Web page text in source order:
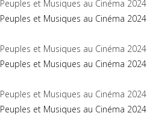
Peuples et Musiques au Cinéma 2024
Peuples et Musiques au Cinéma 2024
Peuples et Musiques au Cinéma 2024
Peuples et Musiques au Cinéma 2024
Peuples et Musiques au Cinéma 2024
Peuples et Musiques au Cinéma 2024